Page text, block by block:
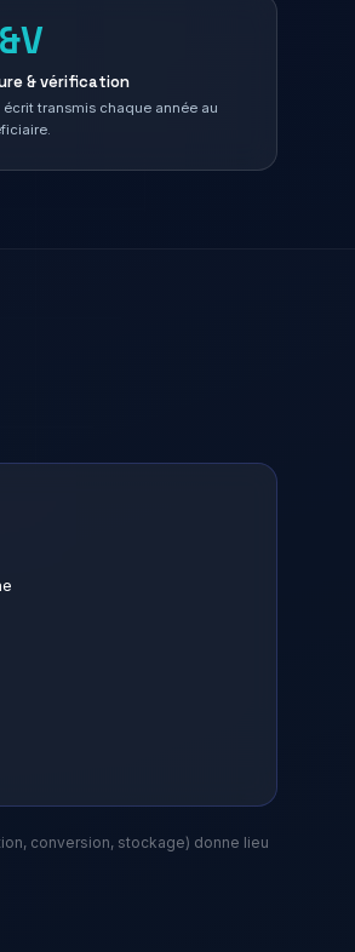
& vérification
écrit transmis chaque année au
conversion, stockage) donne lieu